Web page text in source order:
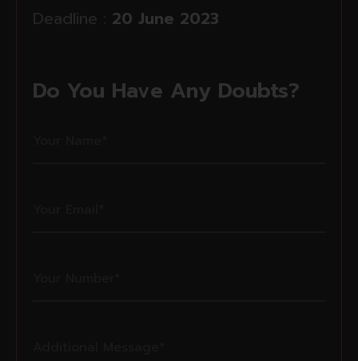
Deadline :
20 June 2023
Do You Have Any Doubts?